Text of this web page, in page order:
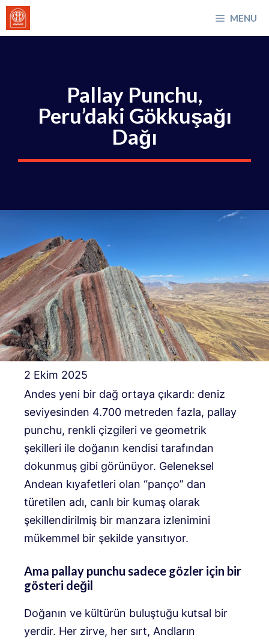
İçeriğe
atla
MENU
Pallay Punchu,
Peru’daki Gökkuşağı
Dağı
2 Ekim 2025
Andes yeni bir dağ ortaya çıkardı: deniz
seviyesinden 4.700 metreden fazla, pallay
punchu, renkli çizgileri ve geometrik
şekilleri ile doğanın kendisi tarafından
dokunmuş gibi görünüyor. Geleneksel
Andean kıyafetleri olan “panço” dan
türetilen adı, canlı bir kumaş olarak
şekillendirilmiş bir manzara izlenimini
mükemmel bir şekilde yansıtıyor.
Ama pallay punchu sadece gözler için bir
gösteri değil
Doğanın ve kültürün buluştuğu kutsal bir
yerdir. Her zirve, her sırt, Andların